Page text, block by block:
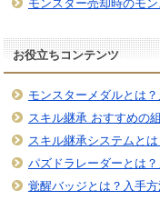
モンスター売却時のモ
お役立ちコンテンツ
モンスターメダルとは
スキル継承 おすすめの
スキル継承システムとは
パズドラレーダーとは
覚醒バッジとは？入手